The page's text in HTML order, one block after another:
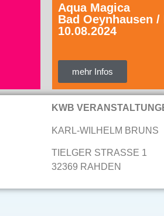
Aqua Magica
Bad Oeynhausen /
10.08.2024
mehr Infos
KWB
KARL-WILHELM BRUNS
TIELGER STRASSE 1
32369 RAHDEN